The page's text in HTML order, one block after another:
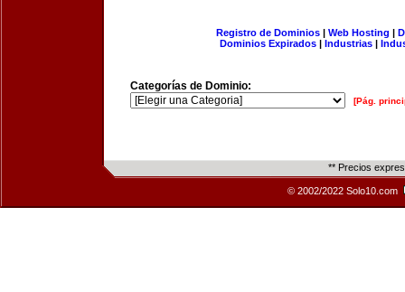
Registro de Dominios| Web Hosting |
Dominios Expirados | Industrias |
Categorías de Dominio:
[Pág.
** Precios
© 2002/2022 Solo10.com